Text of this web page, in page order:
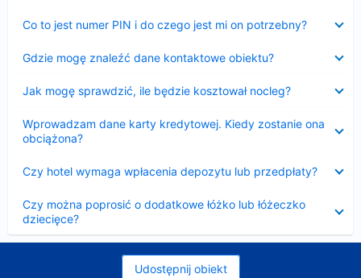
Co to jest numer PIN i do czego jest mi on potrzebny?
Gdzie mogę znaleźć dane kontaktowe obiektu?
Jak mogę sprawdzić, ile będzie kosztował nocleg?
Wprowadzam dane karty kredytowej. Kiedy zostanie ona
obciążona?
Czy hotel wymaga wpłacenia depozytu lub przedpłaty?
Czy można poprosić o dodatkowe łóżko lub łóżeczko
dziecięce?
Udostępnij obiekt